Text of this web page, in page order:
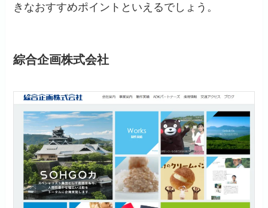
きなおすすめポイントといえるでしょう。
綜合企画株式会社